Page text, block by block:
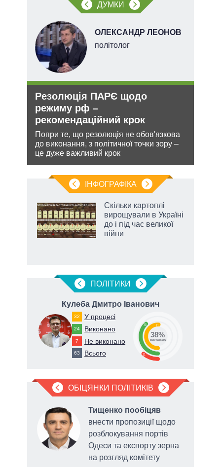
ДУМКИ
ОЛЕКСАНДР ЛЕОНОВ
політолог
Резолюція ПАРЄ щодо
режиму рф –
рекомендаційний крок
Попри те, що резолюція не обов'язкова
до виконання, з політичної точки зору –
це дуже важливий крок
ІНФОГРАФІКА
Скільки картоплі
вирощували в Україні
до і під час великої
війни
ПОЛIТИКИ
Кулеба Дмитро Іванович
32 У процесі
24 Виконано
7 Не виконано
63 Всього 11
38 51
38%
виконано
ОБІЦЯНКИ ПОЛІТИКІВ
Тищенко пообіцяв
внести пропозиції щодо
розблокування портів
Одеси та експорту зерна
на розгляд комітету